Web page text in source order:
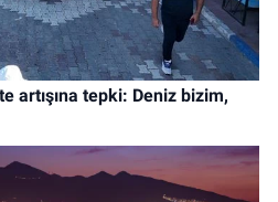
artışına tepki: Deniz bizim,